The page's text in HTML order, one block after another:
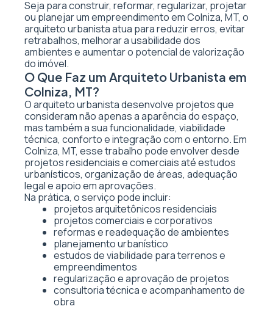
Seja para construir, reformar, regularizar, projetar
ou planejar um empreendimento em Colniza, MT, o
arquiteto urbanista atua para reduzir erros, evitar
retrabalhos, melhorar a usabilidade dos
ambientes e aumentar o potencial de valorização
do imóvel.
O Que Faz um Arquiteto Urbanista em
Colniza, MT?
O arquiteto urbanista desenvolve projetos que
consideram não apenas a aparência do espaço,
mas também a sua funcionalidade, viabilidade
técnica, conforto e integração com o entorno. Em
Colniza, MT, esse trabalho pode envolver desde
projetos residenciais e comerciais até estudos
urbanísticos, organização de áreas, adequação
legal e apoio em aprovações.
Na prática, o serviço pode incluir:
projetos arquitetônicos residenciais
projetos comerciais e corporativos
reformas e readequação de ambientes
planejamento urbanístico
estudos de viabilidade para terrenos e
empreendimentos
regularização e aprovação de projetos
consultoria técnica e acompanhamento de
obra